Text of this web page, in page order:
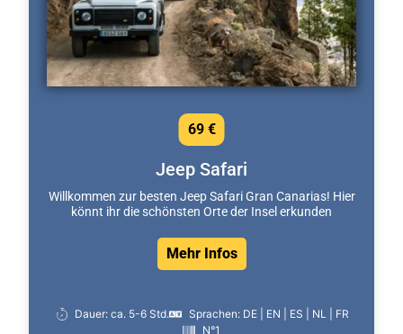
Jeep Safari
Willkommen zur besten Jeep Safari Gran Canarias! Hier
könnt ihr die schönsten Orte der Insel erkunden
Mehr Infos
69 €
Dauer: ca. 5-6 Std.
Sprachen: DE | EN | ES | NL | FR
N°1